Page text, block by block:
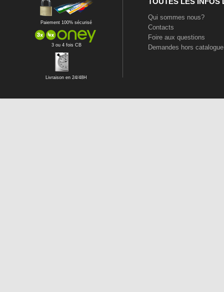
Paiement 100% sécurisé
3 ou 4 fois CB
Livraison en 24/48H
Qui sommes nous?
Contacts
Foire aux questions
Demandes hors catalogue